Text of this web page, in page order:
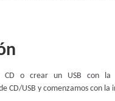
o crear un USB con la
CD/USB y comenzamos con la